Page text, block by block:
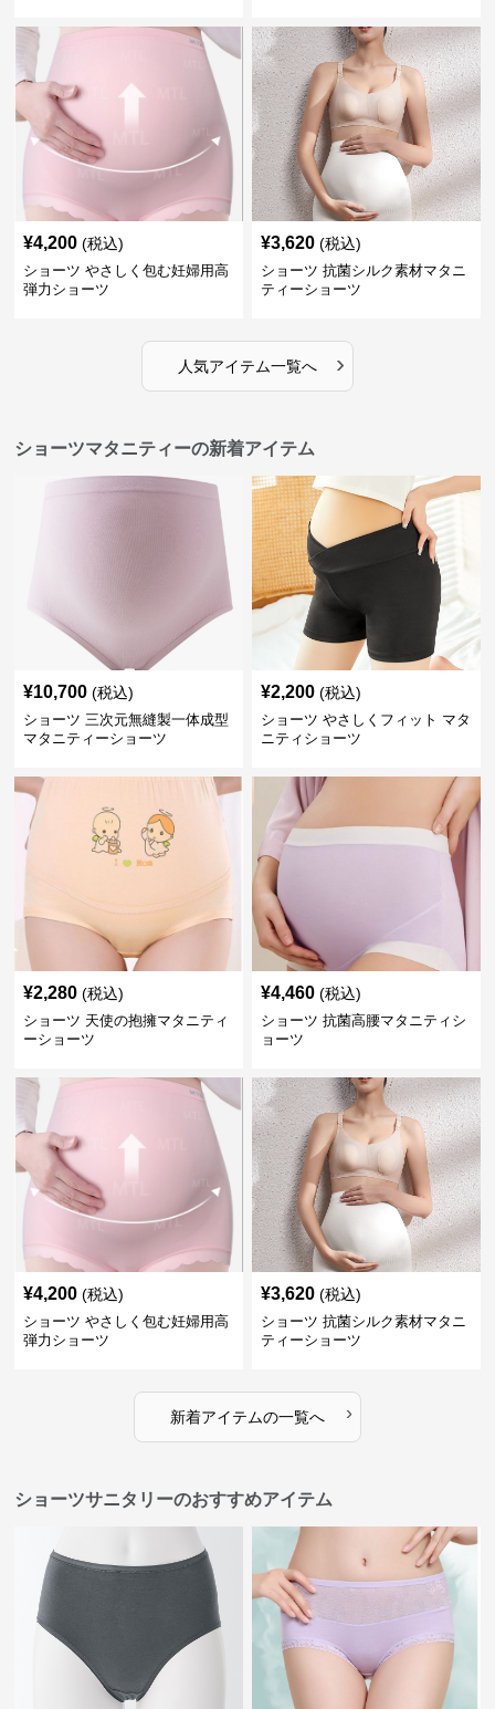
¥4,200 (税込)
ショーツ やさしく包む妊婦用高
弾力ショーツ
¥3,620 (税込)
ショーツ 抗菌シルク素材マタニ
ティーショーツ
人気アイテム一覧へ ›
ショーツマタニティーの新着アイテム
¥10,700 (税込)
ショーツ 三次元無縫製一体成型
マタニティーショーツ
¥2,200 (税込)
ショーツ やさしくフィット マタ
ニティショーツ
¥2,280 (税込)
ショーツ 天使の抱擁マタニティ
ーショーツ
¥4,460 (税込)
ショーツ 抗菌高腰マタニティシ
ョーツ
¥4,200 (税込)
ショーツ やさしく包む妊婦用高
弾力ショーツ
¥3,620 (税込)
ショーツ 抗菌シルク素材マタニ
ティーショーツ
新着アイテムの一覧へ ›
ショーツサニタリーのおすすめアイテム